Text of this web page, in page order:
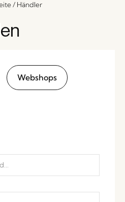
/ Händler
Webshops